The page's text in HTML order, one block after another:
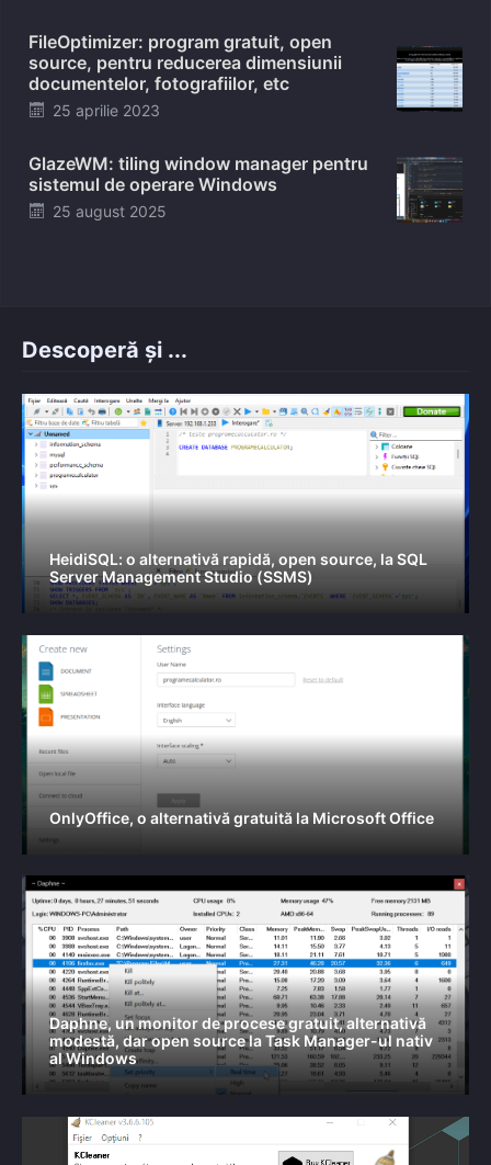
FileOptimizer: program gratuit, open
source, pentru reducerea dimensiunii
documentelor, fotografiilor, etc
Posted
25 aprilie 2023
GlazeWM: tiling window manager pentru
sistemul de operare Windows
Posted
25 august 2025
Descoperă și ...
HeidiSQL: o alternativă rapidă, open source, la SQL
Server Management Studio (SSMS)
OnlyOffice, o alternativă gratuită la Microsoft Office
Daphne, un monitor de procese gratuit, alternativă
modestă, dar open source la Task Manager-ul nativ
al Windows